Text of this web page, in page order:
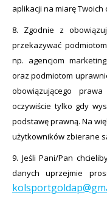
aplikacji na miarę Twoich
8. Zgodnie z
przekazywać
np. agencjom
oraz podmiotom
obowiązującego
oczywiście tylko gdy
podstawę prawną. Na
użytkowników zbierane
9. Jeśli Pani/Pan
danych uprzejmie